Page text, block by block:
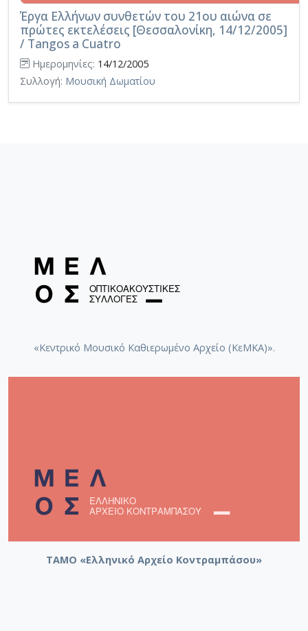
Έργα Ελλήνων συνθετών του 21ου αιώνα σε
πρώτες εκτελέσεις [Θεσσαλονίκη, 14/12/2005]
/ Tangos a Cuatro
Ημερομηνίες: 14/12/2005
Συλλογή: Μουσική Δωματίου
«Κεντρικό Μουσικό Καθιερωμένο Αρχείο (ΚεΜΚΑ)».
ΤΑΜΟ «Ελληνικό Αρχείο Κοντραμπάσου»